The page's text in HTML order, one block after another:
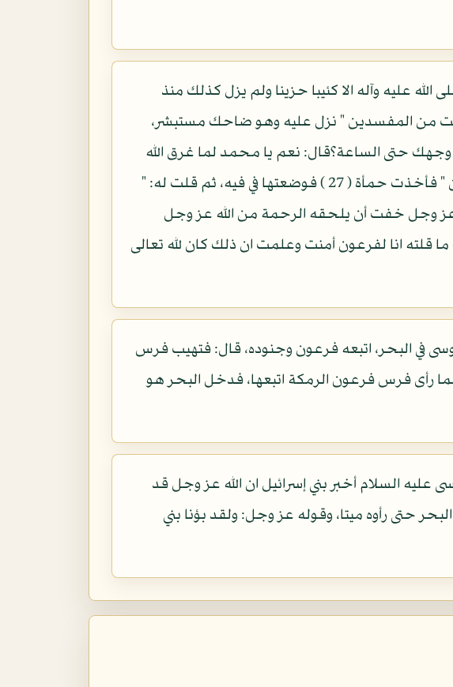
عليه وآله الا كئيبا حزينا ولم يزل كذلك منذ
وكنت من المفسدين " نزل عليه وهو ضاحك مستبشر،
في وجهك حتى الساعة؟قال: نعم يا محمد لما غرق الله
فرعون " قال آمنت انه لا اله الا الذي آمنت به بنو إسرائيل وانا من المسلمين " فأخذت حمأة ( 27 ) فوضعتها في فيه، ثم قلت له: "
وجل خفت أن يلحقه الرحمة من الله عز وجل
ما قلته انا لفرعون أمنت وعلمت ان ذلك كان لله تعالى
في البحر، اتبعه فرعون وجنوده، قال: فتهيب فرس
البحر، فتمثل له جبرئيل عليه السلام على رمكة ( 28 ) فلما رأى فرس فرعون الرمكة اتبعها، فدخل البحر هو
السلام أخبر بني إسرائيل ان الله عز وجل قد
حتى رأوه ميتا، وقوله عز وجل: ولقد بؤنا بني